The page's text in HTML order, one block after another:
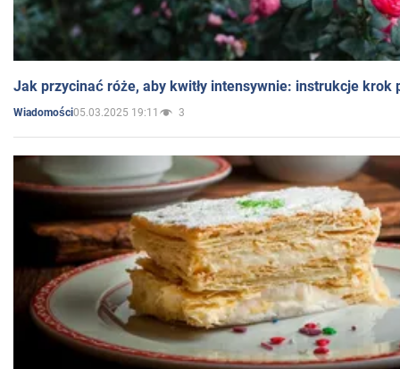
Jak przycinać róże, aby kwitły intensywnie: instrukcje krok
Wiadomości05.03.2025 19:11 3